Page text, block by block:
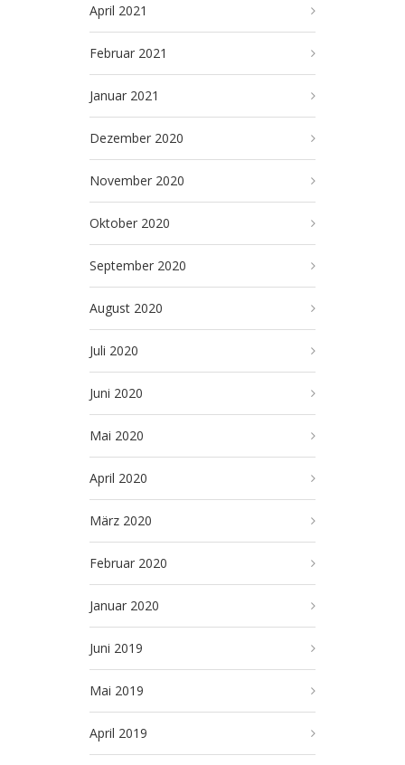
April 2021
Februar 2021
Januar 2021
Dezember 2020
November 2020
Oktober 2020
September 2020
August 2020
Juli 2020
Juni 2020
Mai 2020
April 2020
März 2020
Februar 2020
Januar 2020
Juni 2019
Mai 2019
April 2019